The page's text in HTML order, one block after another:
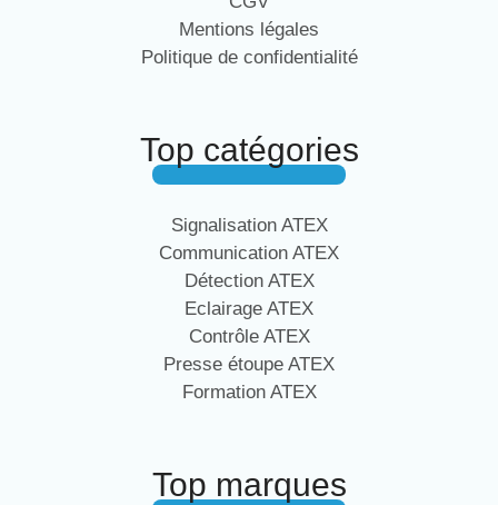
Mentions légales
Politique de confidentialité
Top catégories
Signalisation ATEX
Communication ATEX
Détection ATEX
Eclairage ATEX
Contrôle ATEX
Presse étoupe ATEX
Formation ATEX
Top marques